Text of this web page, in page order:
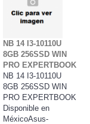
NB 14 I3-10110U
8GB 256SSD WIN
PRO EXPERTBOOK
NB 14 I3-10110U
8GB 256SSD WIN
PRO EXPERTBOOK
Disponible en
MéxicoAsus-